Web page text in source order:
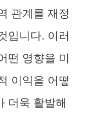
관계를 재정
입니다. 이러
떤 영향을 미
이익을 어떻
더욱 활발해